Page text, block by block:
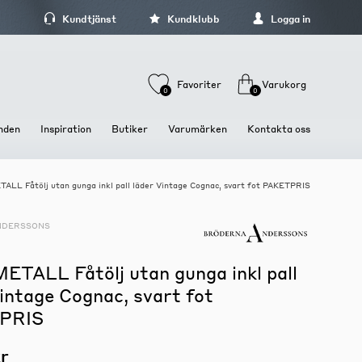
Kundtjänst Kundklubb Logga in
Favoriter
0 Varukorg
0
Stolar och Sittmöbler Förvaring och hyllor
Kläd och hallförvaring
Sängbord och sängskåp
Skåp och Vitriner
Dukning och Servering
Inspiration Butiker Varumärken Kontakta oss
Fåtölj utan gunga inkl pall läder Vintage Cognac, svart fot PAKETPRIS
Fåtölj utan gunga inkl pall
Cognac, svart fot